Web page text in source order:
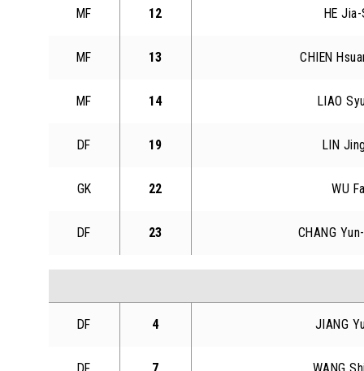
MF 12 HE
MF 13 CHIEN
MF 14 LIAO
DF 19 LIN
GK 22 WU
DF 23 CHANG
DF 4 JIANG